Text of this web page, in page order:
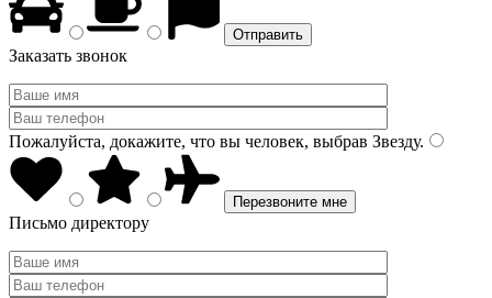
Заказать звонок
Пожалуйста, докажите, что вы человек, выбрав Звезду.
Письмо директору